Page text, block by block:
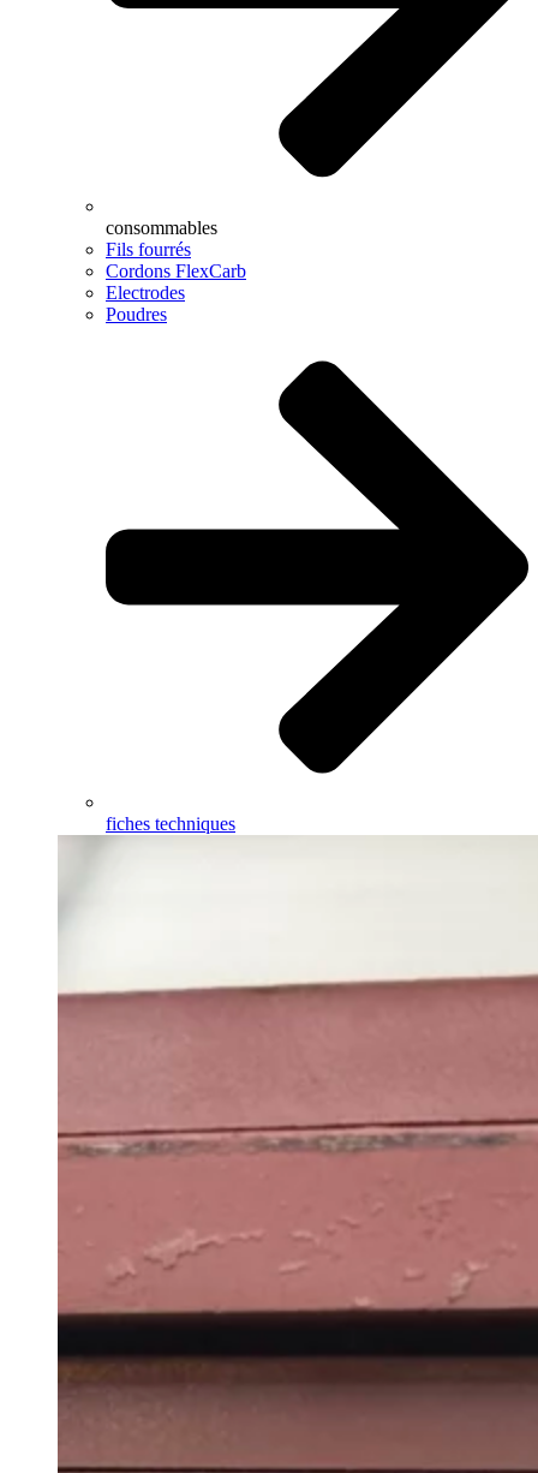
consommables
Fils fourrés
Cordons FlexCarb
Electrodes
Poudres
fiches techniques